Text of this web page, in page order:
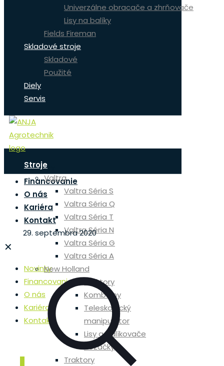
Univerzálne obracače a zhrňovače
Lisy na balíky
Fields Fireman
Skladové stroje
Skladové
Použité
Diely
Servis
Novinky
Financovanie
O nás
Kariéra
Kontakt
✕
Novinky
Financovanie
O nás
Kariéra
Kontakt
Stroje
Valtra
Valtra Séria S
Valtra Séria Q
Valtra Séria T
Valtra Séria N
Valtra Séria G
Valtra Séria A
New Holland
Traktory
Kombajny
Teleskopický
manipulátor
Lisy a balíkovače
Rezačky
Traktory
29. septembra 2020